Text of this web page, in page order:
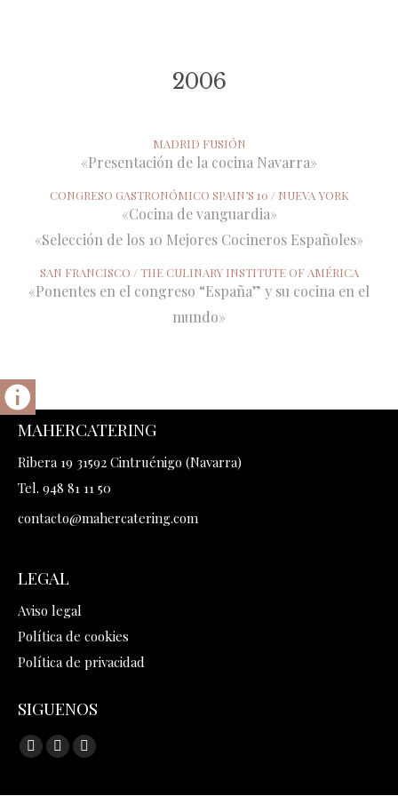
2006
MADRID FUSIÓN
«Presentación de la cocina Navarra»
CONGRESO GASTRONÓMICO SPAIN’S 10 / NUEVA YORK
«Cocina de vanguardia»
«Selección de los 10 Mejores Cocineros Españoles»
SAN FRANCISCO / THE CULINARY INSTITUTE OF AMÉRICA
«Ponentes en el congreso “España” y su cocina en el
mundo»
MAHERCATERING
Ribera 19 31592 Cintruénigo (Navarra)
Tel. 948 81 11 50
contacto@mahercatering.com
LEGAL
Aviso legal
Política de cookies
Política de privacidad
SIGUENOS
Encuéntranos en:
Facebook
Instagram
Mail